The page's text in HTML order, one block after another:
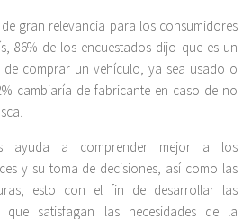
gran relevancia para los consumidores
86% de los encuestados dijo que es un
comprar un vehículo, ya sea usado o
cambiaría de fabricante en caso de no
ayuda a comprender mejor a los
y su toma de decisiones, así como las
esto con el fin de desarrollar las
que satisfagan las necesidades de la